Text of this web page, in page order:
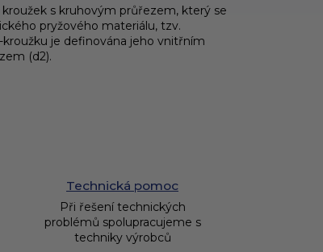
s kruhovým průřezem, který se
pryžového materiálu, tzv.
je definována jeho vnitřním
(d2).
Technická pomoc
Při řešení technických
problémů spolupracujeme s
techniky výrobců